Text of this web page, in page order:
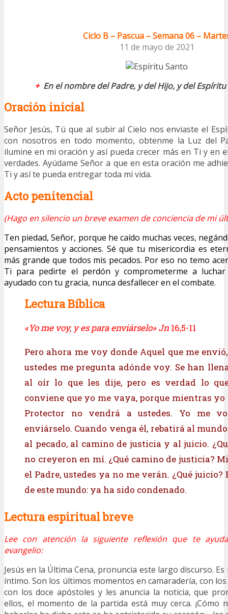
Ciclo B – Pascua – Semana 06 –
11 de mayo de 2021
+En el nombre del Padre, y del Hijo, y del Espíritu
Oración inicial
Señor Jesús, Tú que al subir al Cielo nos enviaste el
con nosotros en todo momento, obtenme la Luz del
ilumine en mi oración y así pueda crecer más en Ti y en
verdades. Ayúdame Señor a que en esta oración me
Ti y así te pueda entregar toda mi vida.
Acto penitencial
(Hago en silencio un breve examen de conciencia de mi
Ten piedad, Señor, porque he caído muchas veces,
pensamientos y acciones. Sé que tu misericordia es
más grande que todos mis pecados. Por eso no temo
Ti para pedirte el perdón y comprometerme a
ayudado con tu gracia, nunca desfallecer en el combate.
Lectura Bíblica
«Yo me voy, y es para enviárselo» Jn 16,5-11
Pero ahora me voy donde Aquel que me
ustedes me pregunta adónde voy. Se han
al oír lo que les dije, pero es verdad lo
conviene que yo me vaya, porque mientras
Protector no vendrá a ustedes. Yo me
enviárselo. Cuando venga él, rebatirá al
al pecado, al camino de justicia y al juicio.
no creyeron en mí. ¿Qué camino de justicia?
el Padre, ustedes ya no me verán. ¿Qué
de este mundo: ya ha sido condenado.
Lectura espiritual breve
Lee con atención la siguiente reflexión que te
evangelio:
Jesús en la Última Cena, pronuncia este largo discurso.
íntimo. Son los últimos momentos en camaradería, con
con los doce apóstoles y les anuncia la noticia, que
ellos, el momento de la partida está muy cerca. ¡Cómo